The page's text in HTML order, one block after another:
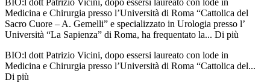
BIO:l dott Patrizio Vicini, dopo essersi laureato con lode in
Medicina e Chirurgia presso l’Università di Roma “Cattolica del
Sacro Cuore – A. Gemelli” e specializzato in Urologia presso l’
Università “La Sapienza” di Roma, ha frequentato la... Di più
BIO:l dott Patrizio Vicini, dopo essersi laureato con lode in
Medicina e Chirurgia presso l’Università di Roma “Cattolica del...
Di più